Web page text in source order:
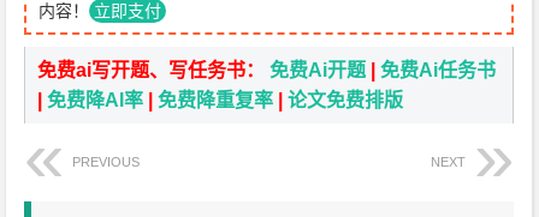
内容！ 立即支付
免费ai写开题、写任务书：免费Ai开题 |免费Ai任务书
|免费降AI率 |免费降重复率 |论文免费排版
PREVIOUS NEXT